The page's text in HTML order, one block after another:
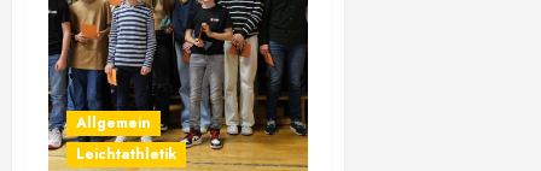
Allgemein
Leichtathletik